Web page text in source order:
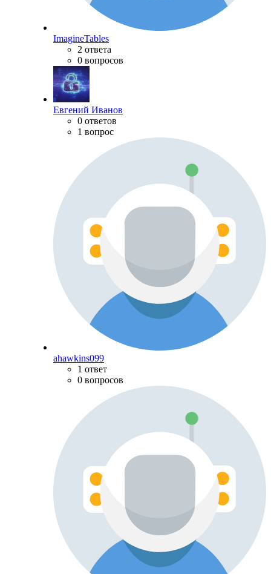
ImagineTables
2 ответа
0 вопросов
Евгений Иванов
0 ответов
1 вопрос
ahawkins099
1 ответ
0 вопросов